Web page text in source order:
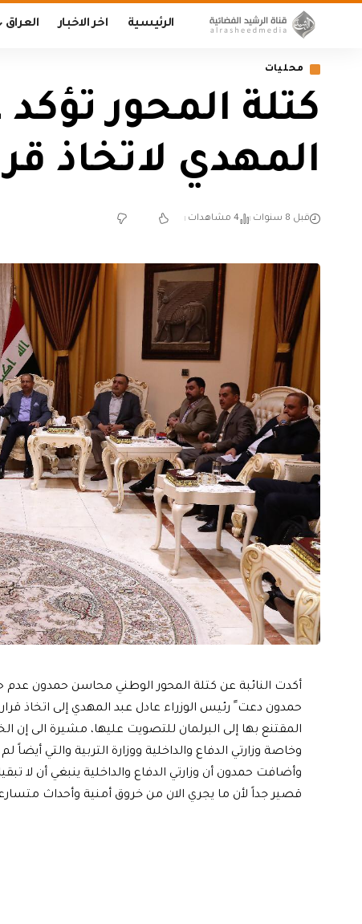
الرئيسية اخر الاخبار العراق
محليات
كتلة المحور
المهدي لاتخاذ
قبل 8 سنوات 4 مشاهدات
أكدت النائبة عن كتلة المحور الوطني محاسن حمدون عدم
حمدون دعت ً رئيس الوزراء عادل عبد المهدي إلى اتخاذ
المقتنع بها إلى البرلمان للتصويت عليها، مشيرة الى
وخاصة وزارتي الدفاع والداخلية ووزارة التربية والتي
وأضافت حمدون أن وزارتي الدفاع والداخلية ينبغي أن لا
قصير جداً لأن ما يجري الان من خروق أمنية وأحداث